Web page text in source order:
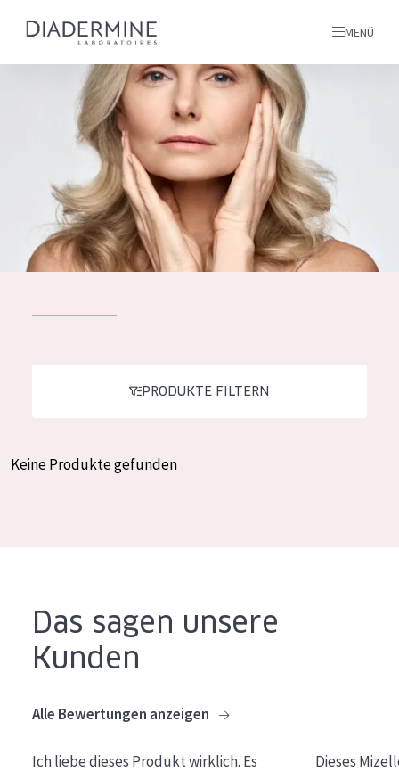
Nachtcreme
Augencreme
ALLE PRODUKTE
Alle produkte
MENÜ
Startseite
inhaltsstoffe
Über uns
Inspiration
Spanish
PRODUKTE FILTERN
Keine Produkte gefunden
Das sagen unsere
Kunden
Alle Bewertungen anzeigen
Ich liebe dieses Produkt wirklich. Es
Dieses